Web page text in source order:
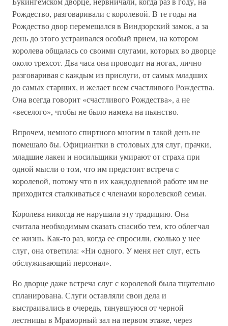
Рождество, разговаривали с королевой. В те годы на
Рождество двор перемещался в Виндзорский замок, а за
день до этого устраивался особый прием, на котором
королева общалась со своими слугами, которых во дворце
около трехсот. Два часа она проводит на ногах, лично
разговаривая с каждым из прислуги, от самых младших
до самых старших, и желает всем счастливого Рождества.
Она всегда говорит «счастливого Рождества», а не
«веселого», чтобы не было намека на пьянство.
Впрочем, немного спиртного многим в такой день не
помешало бы. Официантки в столовых для слуг, прачки,
младшие лакеи и носильщики умирают от страха при
одной мысли о том, что им предстоит встреча с
королевой, потому что в их каждодневной работе им не
приходится сталкиваться с членами королевской семьи.
Королева никогда не нарушала эту традицию. Она
считала необходимым сказать спасибо тем, кто облегчал
ее жизнь. Как-то раз, когда ее спросили, сколько у нее
слуг, она ответила: «Ни одного. У меня нет слуг, есть
обслуживающий персонал».
Во дворце даже встреча слуг с королевой была тщательно
спланирована. Слуги оставляли свои дела и
выстраивались в очередь, тянувшуюся от черной
лестницы в Мраморный зал на первом этаже, через